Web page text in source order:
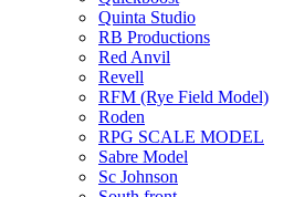
Quinta Studio
RB Productions
Red Anvil
Revell
RFM (Rye Field Model)
Roden
RPG SCALE MODEL
Sabre Model
Sc Johnson